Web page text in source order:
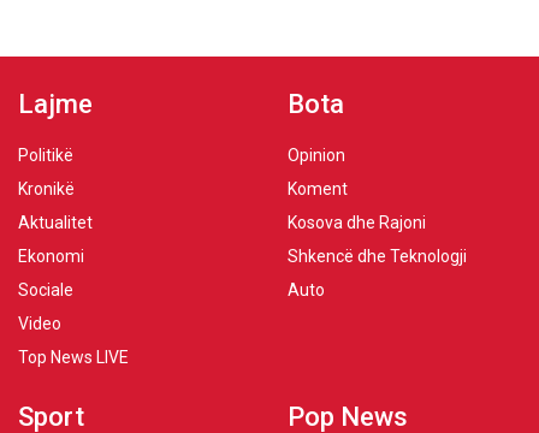
Lajme
Politikë
Kronikë
Aktualitet
Ekonomi
Sociale
Video
Top News LIVE
Bota
Opinion
Koment
Kosova dhe Rajoni
Shkencë dhe Teknologji
Auto
Sport Pop News